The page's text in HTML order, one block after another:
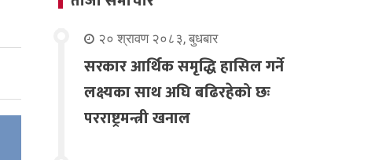
२० श्रावण २०८३, बुधबार
सरकार आर्थिक समृद्धि हासिल गर्ने
लक्ष्यका साथ अघि बढिरहेको छः
परराष्ट्रमन्त्री खनाल